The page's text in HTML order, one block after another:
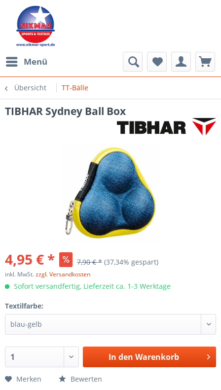
Menü
Übersicht TT-Bälle
TIBHAR Sydney Ball Box
4,95 € * 7,90 € * (37,34% gespart)
inkl. MwSt.zzgl. Versandkosten
Sofort versandfertig, Lieferzeit ca. 1-3 Werktage
Textilfarbe:
In den Warenkorb
Merken Bewerten